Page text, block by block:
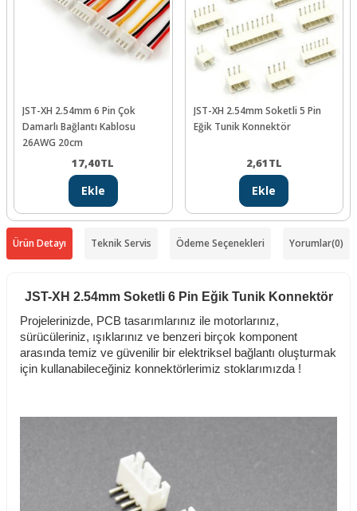
JST-XH 2.54mm 6 Pin Çok
Damarlı Bağlantı Kablosu
26AWG 20cm
17,40TL
Ekle
JST-XH 2.54mm Soketli 5 Pin
Eğik Tunik Konnektör
2,61TL
Ekle
Ürün Detayı Teknik Servis Ödeme Seçenekleri Yorumlar(0)
JST-XH 2.54mm Soketli 6 Pin Eğik Tunik Konnektör
Projelerinizde, PCB tasarımlarınız ile motorlarınız,
sürücüleriniz, ışıklarınız ve benzeri birçok komponent
arasında temiz ve güvenilir bir elektriksel bağlantı oluşturmak
için kullanabileceğiniz konnektörlerimiz stoklarımızda !